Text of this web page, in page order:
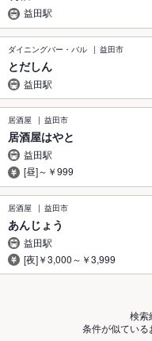
益田駅
ダイニングバー・バル 益田市
とだしん
益田駅
居酒屋 益田市
居酒屋はやと
益田駅
[昼]～￥999
居酒屋 益田市
あんじょう
益田駅
[夜]￥3,000～￥3,999
検索
条件が似ている